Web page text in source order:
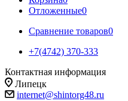
Отложенные0
Сравнение товаров0
+7(4742) 370-333
Контактная информация
Липецк
internet@shintorg48.ru